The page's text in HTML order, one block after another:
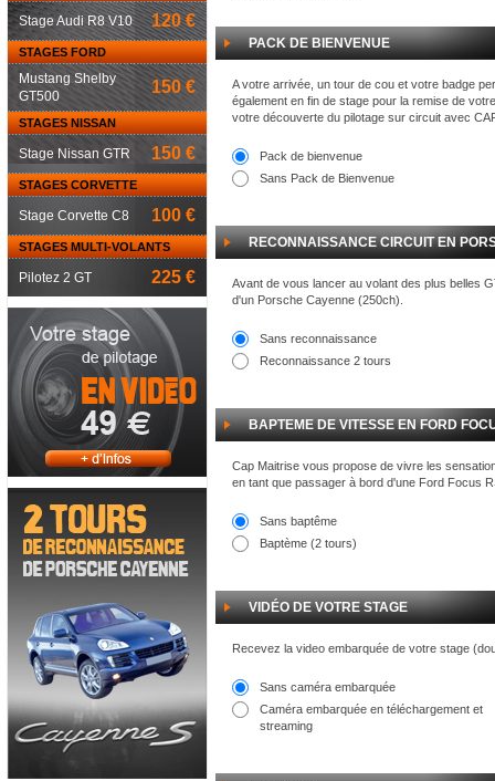
Stage Audi R8 V10 120 €
STAGES FORD
Mustang Shelby
GT500
150 €
STAGES NISSAN
Stage Nissan GTR 150 €
STAGES CORVETTE
Stage Corvette C8 100 €
STAGES MULTI-VOLANTS
Pilotez 2 GT 225 €
PACK DE BIENVENUE
A votre arrivée, un tour de cou et votre badge
également en fin de stage pour la remise de
votre découverte du pilotage sur circuit avec
Pack de bienvenue
Sans Pack de Bienvenue
RECONNAISSANCE CIRCUIT EN
Avant de vous lancer au volant des plus belles
d'un Porsche Cayenne (250ch).
Sans reconnaissance
Reconnaissance 2 tours
BAPTEME DE VITESSE EN FORD
Cap Maitrise vous propose de vivre les
en tant que passager à bord d'une Ford Focus
Sans baptême
Baptème (2 tours)
VIDÉO DE VOTRE STAGE
Recevez la video embarquée de votre stage
Sans caméra embarquée
Caméra embarquée en téléchargement et
streaming